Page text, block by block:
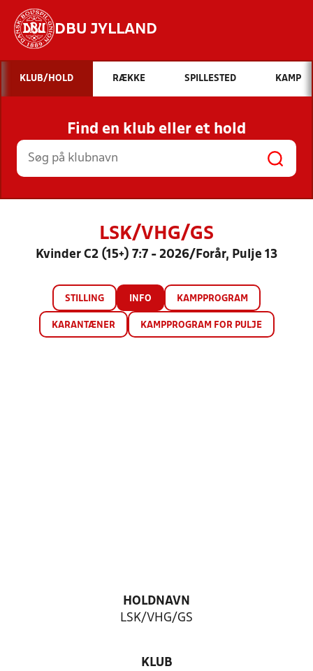
DBU JYLLAND
Hvad vil du søge efter?
INDHOLD OG NYHEDER
STILLINGER, RESULTATER, KLUBBER OG
HOLD
KLUB/HOLD RÆKKE SPILLESTED KAMP
Find en klub eller et hold
LSK/VHG/GS
Kvinder C2 (15+) 7:7 - 2026/Forår, Pulje 13
STILLING INFO KAMPPROGRAM
KARANTÆNER KAMPPROGRAM FOR PULJE
HOLDNAVN
LSK/VHG/GS
KLUB